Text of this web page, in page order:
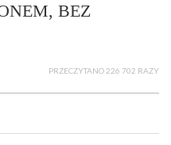
BEZ
PRZECZYTANO 226 702 RAZY